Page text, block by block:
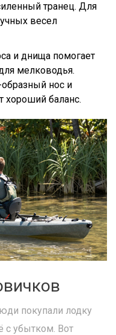
транец. Для
весел
и днища помогает
мелководья.
нос и
хороший баланс.
покупали лодку
с убытком. Вот